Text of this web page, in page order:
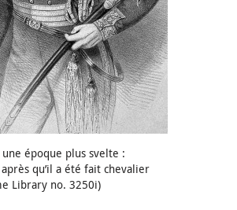
époque plus svelte :
qu’il a été fait chevalier
Library no. 3250i)